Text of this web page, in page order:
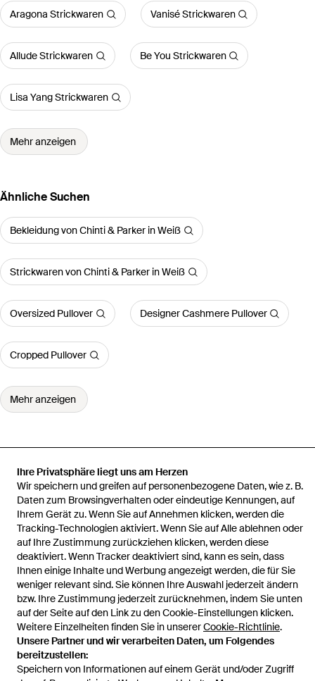
Ihre Privatsphäre liegt uns am Herzen
Wir speichern und greifen auf personenbezogene Daten, wie z. B.
Daten zum Browsingverhalten oder eindeutige Kennungen, auf
Ihrem Gerät zu. Wenn Sie auf Annehmen klicken, werden die
Tracking-Technologien aktiviert. Wenn Sie auf Alle ablehnen oder
auf Ihre Zustimmung zurückziehen klicken, werden diese
deaktiviert. Wenn Tracker deaktiviert sind, kann es sein, dass
Ihnen einige Inhalte und Werbung angezeigt werden, die für Sie
weniger relevant sind. Sie können Ihre Auswahl jederzeit ändern
bzw. Ihre Zustimmung jederzeit zurücknehmen, indem Sie unten
auf der Seite auf den Link zu den Cookie-Einstellungen klicken.
Weitere Einzelheiten finden Sie in unsererCookie-Richtlinie.
Unsere Partner und wir verarbeiten Daten, um Folgendes
bereitzustellen:
Speichern von Informationen auf einem Gerät und/oder Zugriff
Aragona Strickwaren Vanisé Strickwaren
Allude Strickwaren Be You Strickwaren
Lisa Yang Strickwaren
Mehr anzeigen
Ähnliche Suchen
Bekleidung von Chinti & Parker in Weiß
Strickwaren von Chinti & Parker in Weiß
Oversized Pullover Designer Cashmere Pullover
Cropped Pullover
Mehr anzeigen
Startseite Damen Strickwaren
Chinti & Parker Strickwaren
Cardigan Mit V-Ausschnitt
Hilfe und Informationen